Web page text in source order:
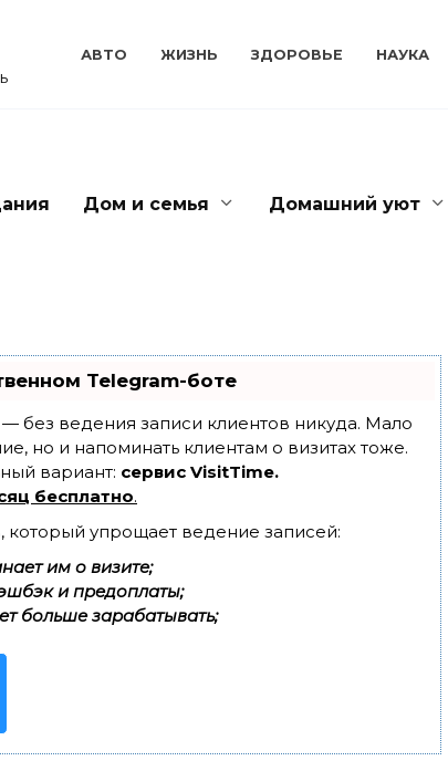
АВТО ЖИЗНЬ ЗДОРОВЬЕ НАУКА
Дом и семья Домашний уют
Telegram-боте
— без ведения записи клиентов никуда. Мало
но и напоминать клиентам о визитах тоже.
вариант: сервис VisitTime.
бесплатно.
который упрощает ведение записей:
им о визите;
и предоплаты;
больше зарабатывать;